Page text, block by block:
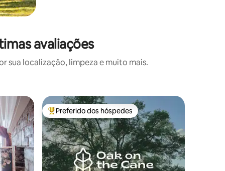
avaliações
sua localização, limpeza e muito mais.
hóspedes Entre os melhores preferidos dos hóspedes
Preferido dos hóspedes